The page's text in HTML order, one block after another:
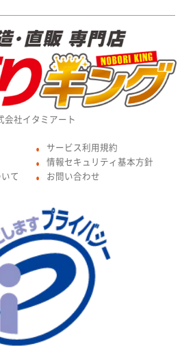
会社イタミアート
て
● サービス利用規約
● 情報セキュリティ基本方針
● お問い合わせ